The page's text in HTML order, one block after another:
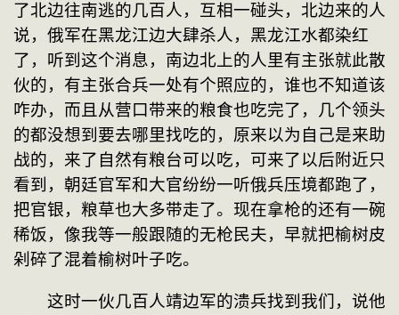
了北边往南逃的几百人，互相一碰头，北边来的人
说，俄军在黑龙江边大肆杀人，黑龙江水都染红
了，听到这个消息，南边北上的人里有主张就此散
伙的，有主张合兵一处有个照应的，谁也不知道该
咋办，而且从营口带来的粮食也吃完了，几个领头
的都没想到要去哪里找吃的，原来以为自己是来助
战的，来了自然有粮台可以吃，可来了以后附近只
看到，朝廷官军和大官纷纷一听俄兵压境都跑了，
把官银，粮草也大多带走了。现在拿枪的还有一碗
稀饭，像我等一般跟随的无枪民夫，早就把榆树皮
剁碎了混着榆树叶子吃。
这时一伙几百人靖边军的溃兵找到我们，说他